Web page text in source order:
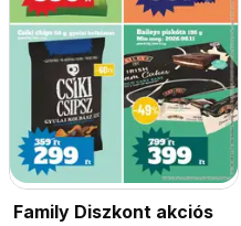
Family Diszkont akciós